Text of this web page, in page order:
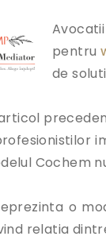
Avocatii
pentru
de
Cochem
o
relatia